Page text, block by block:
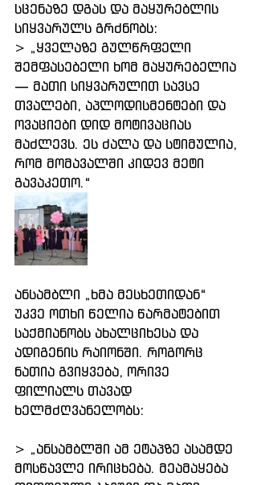
სცენაზე დგას და მაყურებლის
სიყვარულს გრძნობს:
> „ყველაზე გულწრფელი
შემფასებელი ხომ მაყურებელია
— მათი სიყვარულით სავსე
თვალები, აპლოდისმენტები და
ოვაციები დიდ მოტივაციას
მაძლევს. ეს ძალა და სტიმულია,
რომ მომავალში კიდევ მეტი
გავაკეთო.“
ანსამბლი „ხმა მესხეთიდან“
უკვე ოთხი წელია წარმატებით
საქმიანობს ახალციხესა და
ადიგენის რაიონში. როგორც
ნათია გვიყვება, ორივე
ფილიალს თავად
ხელმძღვანელობს:
> „ანსამბლში ამ ეტაპზე ასამდე
მოსწავლე ირიცხება. მეამაყება